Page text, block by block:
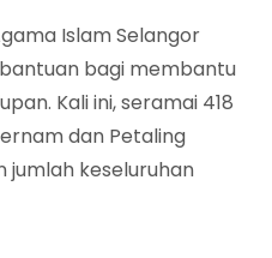
Islam Selangor
bagi membantu
Kali ini, seramai 418
dan Petaling
jumlah keseluruhan